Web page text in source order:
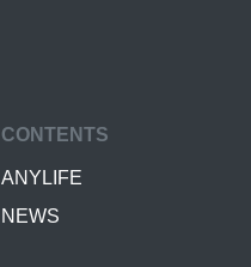
CONTENTS
ANYLIFE
NEWS